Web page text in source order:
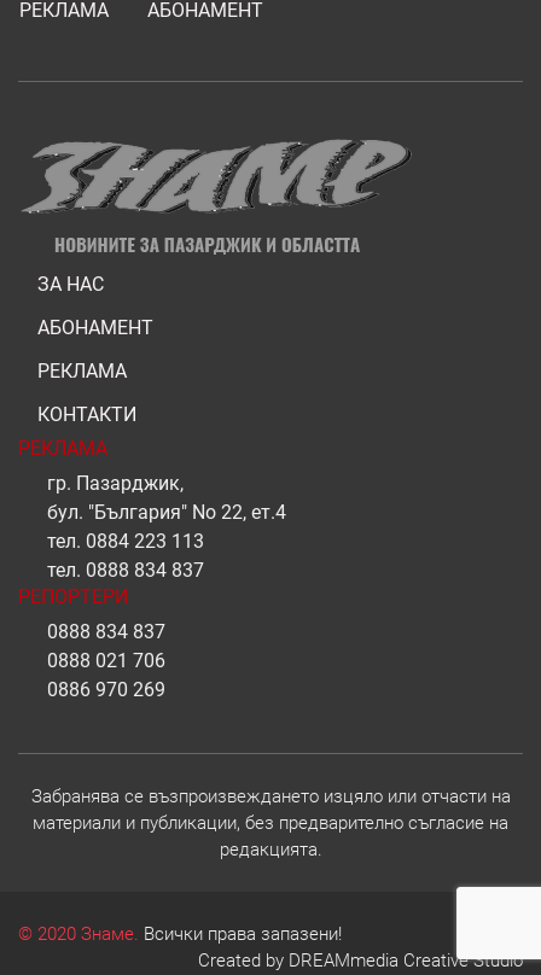
РЕКЛАМА
АБОНАМЕНТ
ЗА НАС
АБОНАМЕНТ
РЕКЛАМА
КОНТАКТИ
РЕКЛАМА
гр. Пазарджик,
бул. "България" No 22, ет.4
тел. 0884 223 113
тел. 0888 834 837
РЕПОРТЕРИ
0888 834 837
0888 021 706
0886 970 269
Забранява се възпроизвеждането изцяло или отчасти на
материали и публикации, без предварително съгласие на
редакцията.
© 2020 Знаме. Всички права запазени!
Created by DREAMmedia Creative Studio